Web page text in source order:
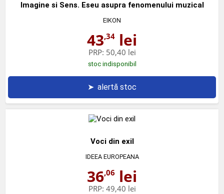
Imagine si Sens. Eseu asupra fenomenului muzical
EIKON
43,34 lei
PRP: 50,40 lei
stoc indisponibil
➤ alertă stoc
Voci din exil
IDEEA EUROPEANA
36,06 lei
PRP: 49,40 lei